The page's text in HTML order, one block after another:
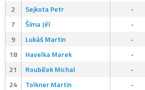
2 Sejkota Petr -
7
Šíma Jiří -
9
Lukáš Martin -
18
Havelka Marek -
21
Roubíček Michal -
24
Tolkner Martin -